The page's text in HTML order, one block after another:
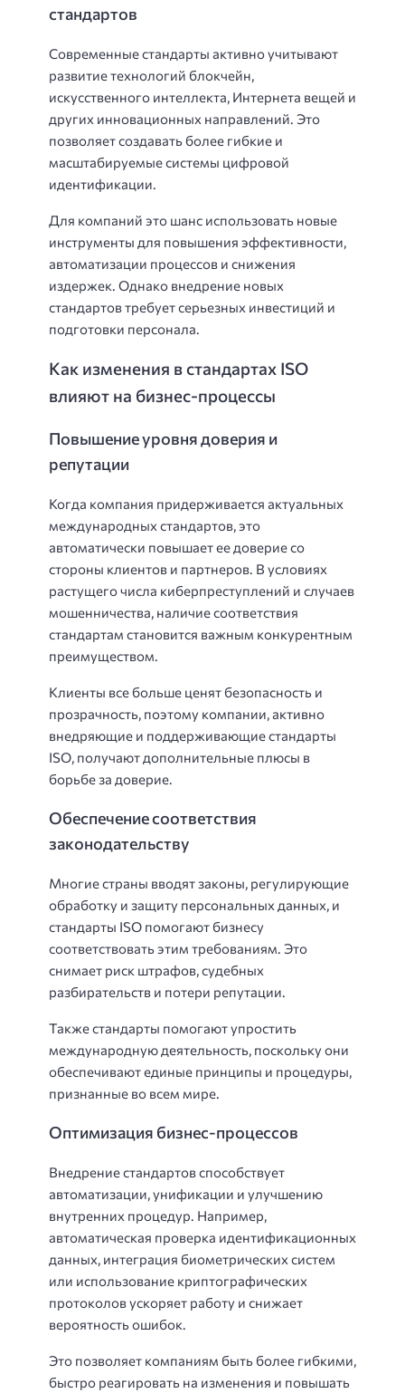
стандартов
Современные стандарты активно учитывают
развитие технологий блокчейн,
искусственного интеллекта, Интернета вещей и
других инновационных направлений. Это
позволяет создавать более гибкие и
масштабируемые системы цифровой
идентификации.
Для компаний это шанс использовать новые
инструменты для повышения эффективности,
автоматизации процессов и снижения
издержек. Однако внедрение новых
стандартов требует серьезных инвестиций и
подготовки персонала.
Как изменения в стандартах ISO
влияют на бизнес-процессы
Повышение уровня доверия и
репутации
Когда компания придерживается актуальных
международных стандартов, это
автоматически повышает ее доверие со
стороны клиентов и партнеров. В условиях
растущего числа киберпреступлений и случаев
мошенничества, наличие соответствия
стандартам становится важным конкурентным
преимуществом.
Клиенты все больше ценят безопасность и
прозрачность, поэтому компании, активно
внедряющие и поддерживающие стандарты
ISO, получают дополнительные плюсы в
борьбе за доверие.
Обеспечение соответствия
законодательству
Многие страны вводят законы, регулирующие
обработку и защиту персональных данных, и
стандарты ISO помогают бизнесу
соответствовать этим требованиям. Это
снимает риск штрафов, судебных
разбирательств и потери репутации.
Также стандарты помогают упростить
международную деятельность, поскольку они
обеспечивают единые принципы и процедуры,
признанные во всем мире.
Оптимизация бизнес-процессов
Внедрение стандартов способствует
автоматизации, унификации и улучшению
внутренних процедур. Например,
автоматическая проверка идентификационных
данных, интеграция биометрических систем
или использование криптографических
протоколов ускоряет работу и снижает
вероятность ошибок.
Это позволяет компаниям быть более гибкими,
быстро реагировать на изменения и повышать